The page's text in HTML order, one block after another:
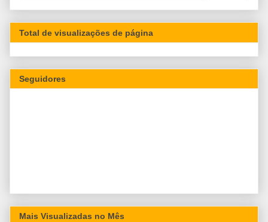
Total de visualizações de página
Seguidores
Mais Visualizadas no Mês